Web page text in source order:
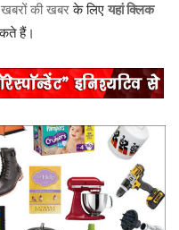
खबरों की खबरके लिए यहां क्लिक
हैं।